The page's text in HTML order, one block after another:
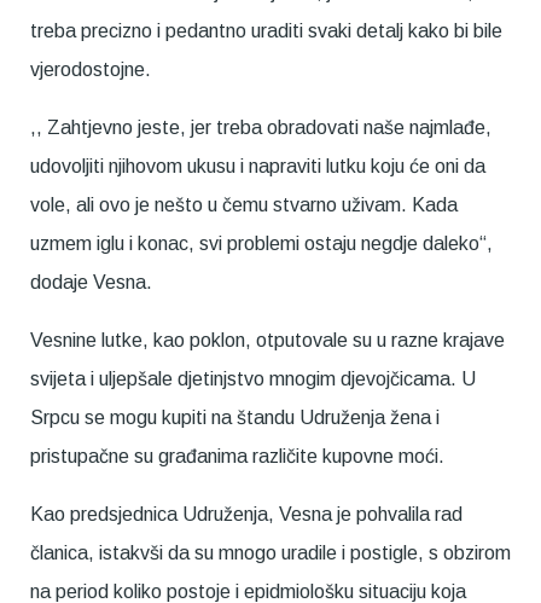
treba precizno i pedantno uraditi svaki detalj kako bi bile
vjerodostojne.
,, Zahtjevno jeste, jer treba obradovati naše najmlađe,
udovoljiti njihovom ukusu i napraviti lutku koju će oni da
vole, ali ovo je nešto u čemu stvarno uživam. Kada
uzmem iglu i konac, svi problemi ostaju negdje daleko“,
dodaje Vesna.
Vesnine lutke, kao poklon, otputovale su u razne krajave
svijeta i uljepšale djetinjstvo mnogim djevojčicama. U
Srpcu se mogu kupiti na štandu Udruženja žena i
pristupačne su građanima različite kupovne moći.
Kao predsjednica Udruženja, Vesna je pohvalila rad
članica, istakvši da su mnogo uradile i postigle, s obzirom
na period koliko postoje i epidmiološku situaciju koja